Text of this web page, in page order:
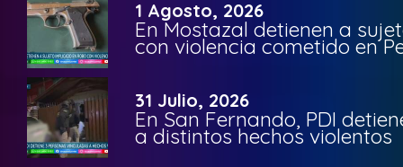
1 Agosto, 2026
En Mostazal detienen a
con violencia cometido en
31 Julio, 2026
En San Fernando, PDI
a distintos hechos violentos